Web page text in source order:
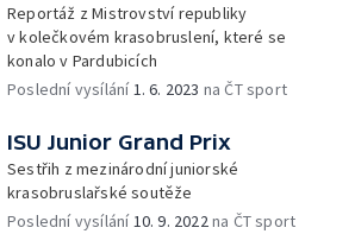
Reportáž z Mistrovství republiky
v kolečkovém krasobruslení, které se
konalo v Pardubicích
Poslední vysílání1. 6. 2023 na ČT sport
ISU Junior Grand Prix
Sestřih z mezinárodní juniorské
krasobruslařské soutěže
Poslední vysílání10. 9. 2022na ČT sport